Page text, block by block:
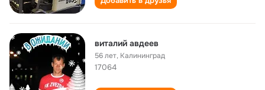
виталий авдеев
56 лет, Калининград
17064